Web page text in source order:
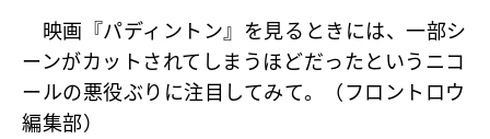
映画『パディントン』を見るときには、一部シ
ーンがカットされてしまうほどだったというニコ
ールの悪役ぶりに注目してみて。（フロントロウ
編集部）